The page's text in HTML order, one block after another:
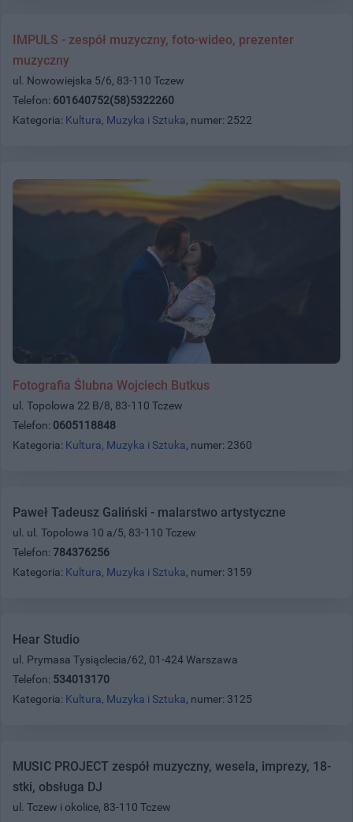
IMPULS - zespół muzyczny, foto-wideo, prezenter
muzyczny
ul. Nowowiejska 5/6, 83-110 Tczew
Telefon: 601640752(58)5322260
Kategoria: Kultura, Muzyka i Sztuka, numer: 2522
Fotografia Ślubna Wojciech Butkus
ul. Topolowa 22 B/8, 83-110 Tczew
Telefon: 0605118848
Kategoria: Kultura, Muzyka i Sztuka, numer: 2360
Paweł Tadeusz Galiński - malarstwo artystyczne
ul. ul. Topolowa 10 a/5, 83-110 Tczew
Telefon: 784376256
Kategoria: Kultura, Muzyka i Sztuka, numer: 3159
Hear Studio
ul. Prymasa Tysiąclecia/62, 01-424 Warszawa
Telefon: 534013170
Kategoria: Kultura, Muzyka i Sztuka, numer: 3125
MUSIC PROJECT zespół muzyczny, wesela, imprezy, 18-
stki, obsługa DJ
ul. Tczew i okolice, 83-110 Tczew